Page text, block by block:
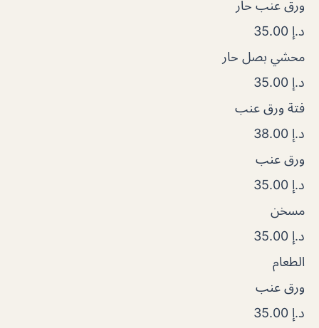
ورق عنب حار
د.إ 35.00
محشي بصل حار
د.إ 35.00
فتة ورق عنب
د.إ 38.00
ورق عنب
د.إ 35.00
مسخن
د.إ 35.00
الطعام
ورق عنب
د.إ 35.00